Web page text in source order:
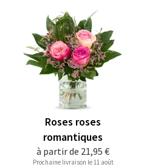
à partir de 21,95 €
Roses roses
romantiques
Prochaine livraison le 11 août